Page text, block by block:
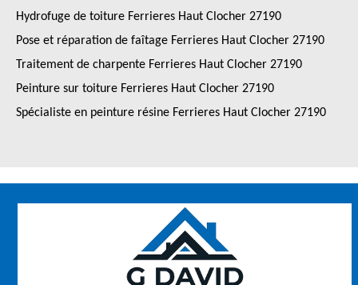
Hydrofuge de toiture Ferrieres Haut Clocher 27190
Pose et réparation de faîtage Ferrieres Haut Clocher 27190
Traitement de charpente Ferrieres Haut Clocher 27190
Peinture sur toiture Ferrieres Haut Clocher 27190
Spécialiste en peinture résine Ferrieres Haut Clocher 27190